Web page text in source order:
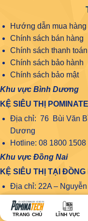
Hướng dẫn mua hàng
Chính sách bán hàng
Chính sách thanh toán
Chính sách bảo hành
Chính sách bảo mật
Khu vực Bình Dương
KỆ SIÊU THỊ
Địa chỉ: 76 Bùi Văn
Dương
Hotline: 08 1800 1508
Khu vực Đồng Nai
KỆ SIÊU THỊ TẠI ĐỒNG
Địa chỉ: 22A –
Đồng Nai
Số điện thoại:
TRANG CHỦ LĨNH VỰC